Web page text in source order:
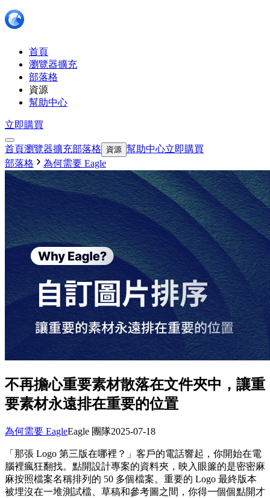
首頁
瀏覽器擴充
部落格
資源
幫助中心
立即購買
首頁瀏覽器擴充部落格 資源 幫助中心立即購買
部落格
為何需要 Eagle
不再擔心重要素材散落在文件夾中，讓重
要素材永遠排在重要的位置
為何需要 EagleEagle 團隊2025-07-18
「那張 Logo 第三版在哪裡？」客戶的電話響起，你開始在電
腦裡瘋狂翻找。點開設計專案的資料夾，映入眼簾的是密密麻
麻按照檔案名稱排列的 50 多個檔案。重要的 Logo 最終版本
被埋沒在一堆測試檔、草稿和參考圖之間，你得一個個點開才